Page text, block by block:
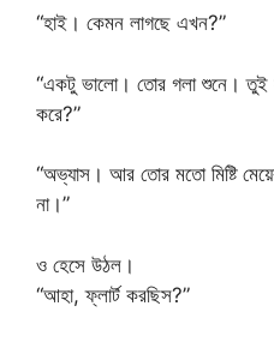
“হাই। কেমন লাগছে এখন?”
“একটু ভালো। তোর গলা শুনে। তুই
করে?”
“অভ্যাস। আর তোর মতো মিষ্টি
না।”
ও হেসে উঠল।
“আহা, ফ্লার্ট করছিস?”